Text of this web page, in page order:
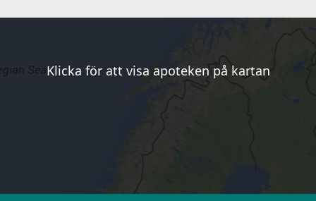
Klicka för att visa apoteken på kartan